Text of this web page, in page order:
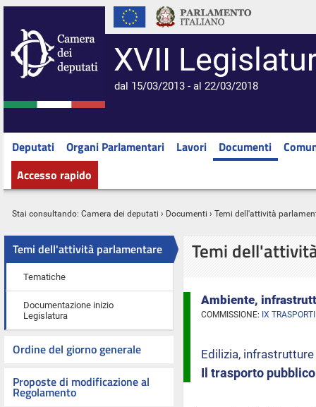
XVII
dal 15/03/2013 - al 22/03/2018
Deputati Organi Parlamentari Lavori Documenti
Accesso rapido
Stai consultando: Camera dei deputati › Documenti › Temi dell'attività
Temi dell'attività parlamentare
Tematiche
Documentazione inizio
Legislatura
Ordine del giorno generale
Proposte di modificazione al
Regolamento
Temi
Ambiente,
COMMISSIONE: IX TRASPORTI
Edilizia,
Il trasporto